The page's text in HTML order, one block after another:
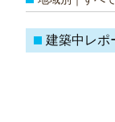
建築中レポ